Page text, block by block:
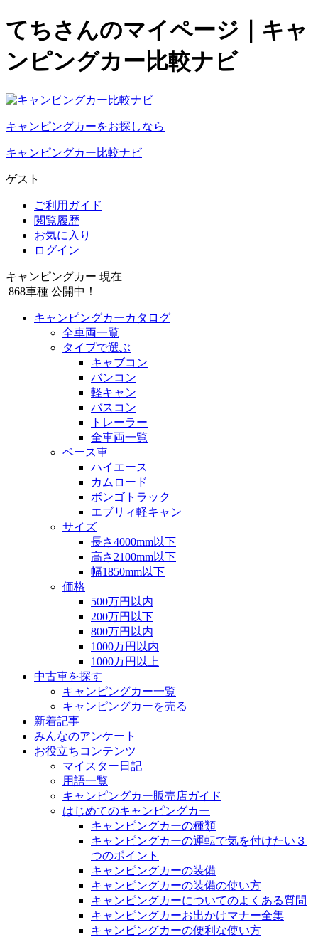
てちさんのマイページ｜キャ
ンピングカー比較ナビ
キャンピングカーをお探しなら
キャンピングカー比較ナビ
ゲスト
ご利用ガイド
閲覧履歴
お気に入り
ログイン
キャンピングカー 現在
868車種 公開中！
キャンピングカーカタログ
全車両一覧
タイプで選ぶ
キャブコン
バンコン
軽キャン
バスコン
トレーラー
全車両一覧
ベース車
ハイエース
カムロード
ボンゴトラック
エブリィ軽キャン
サイズ
長さ4000mm以下
高さ2100mm以下
幅1850mm以下
価格
500万円以内
200万円以下
800万円以内
1000万円以内
1000万円以上
中古車を探す
キャンピングカー一覧
キャンピングカーを売る
新着記事
みんなのアンケート
お役立ちコンテンツ
マイスター日記
用語一覧
キャンピングカー販売店ガイド
はじめてのキャンピングカー
キャンピングカーの種類
キャンピングカーの運転で気を付けたい３
つのポイント
キャンピングカーの装備
キャンピングカーの装備の使い方
キャンピングカーについてのよくある質問
キャンピングカーお出かけマナー全集
キャンピングカーの便利な使い方